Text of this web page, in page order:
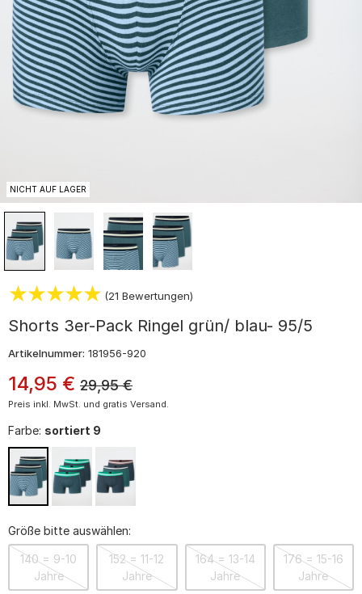
NICHT AUF LAGER
(21 Bewertungen)
Shorts 3er-Pack Ringel grün/ blau- 95/5
Artikelnummer: 181956-920
14,95 € 29,95€
Preis inkl. MwSt. und gratis Versand.
Farbe: sortiert 9
Größe bitte auswählen:
140 = 9-10
Jahre
152 = 11-12
Jahre
164 = 13-14
Jahre
176 = 15-16
Jahre